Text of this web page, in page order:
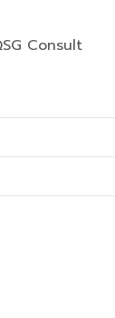
Consult